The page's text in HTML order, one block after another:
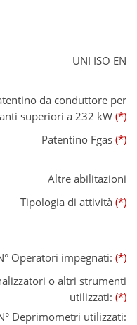
UNI ISO EN
da conduttore per
superiori a 232 kW(*)
Patentino Fgas(*)
Altre abilitazioni
Tipologia di attività(*)
Operatori impegnati:(*)
o altri strumenti
utilizzati:(*)
Deprimometri utilizzati: